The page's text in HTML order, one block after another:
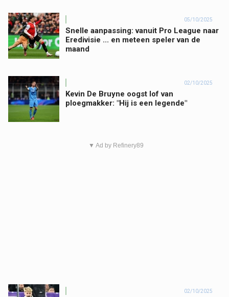
05/10/2025
Snelle aanpassing: vanuit Pro League naar
Eredivisie ... en meteen speler van de
maand
02/10/2025
Kevin De Bruyne oogst lof van
ploegmakker: "Hij is een legende"
▼ Ad by Refinery89
02/10/2025